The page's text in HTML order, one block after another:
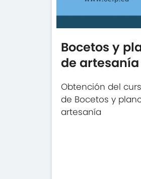
Bocetos y
de artesanía
Obtención del
de Bocetos y
artesanía